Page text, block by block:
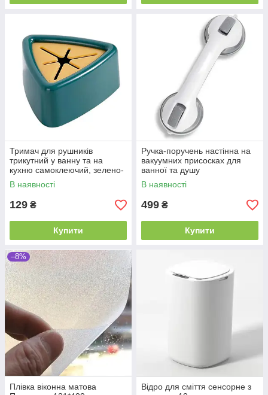
Тримач для рушників
трикутний у ванну та на
кухню самоклеючий, зелено-
помаранчевий
В наявності
129 ₴
Купити
Ручка-поручень настінна на
вакуумних присосках для
ванної та душу
В наявності
499 ₴
Купити
–8%
Плівка віконна матова
Відро для сміття сенсорне з